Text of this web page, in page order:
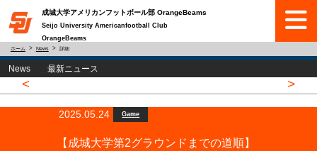
成城大学アメリカンフットボール部 OrangeBeams
Seijo University Americanfootball Club
OrangeBeams
ホーム News 詳細
News 最新ニュース
< >
2025.05.24 Game
【成城大学第2グラウンドまでの道順】